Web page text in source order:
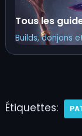
Tous les
Builds, donjons
Étiquettes: